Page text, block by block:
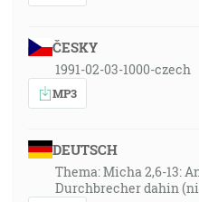
ČESKY
1991-02-03-1000-czech
MP3
DEUTSCH
Thema: Micha 2,6-13:
Durchbrecher dahin